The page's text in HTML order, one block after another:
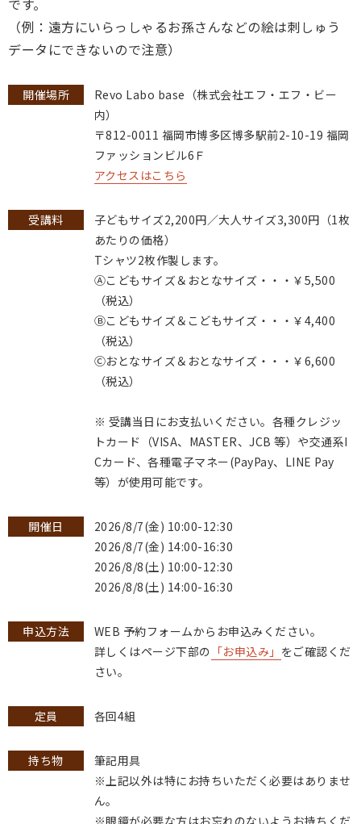
です。
（例：遠方にいらっしゃるお孫さんなどの絵は刺しゅう
データにできないので注意）
開催場所
Revo Labo base（株式会社エフ・エフ・ビー
内）
〒812-0011 福岡市博多区博多駅前2-10-19 福岡
ファッションビル6Ｆ
アクセスはこちら
受講料
子どもサイズ2,200円／大人サイズ3,300円（1枚
あたりの価格）
Tシャツ2枚作製します。
Ⓐこどもサイズ＆おとなサイズ・・・￥5,500
（税込）
Ⓑこどもサイズ＆こどもサイズ・・・￥4,400
（税込）
Ⓒおとなサイズ＆おとなサイズ・・・￥6,600
（税込）
※ 受講当日にお支払いください。各種クレジッ
トカード（VISA、MASTER、JCB 等）や交通系I
Cカード、各種電子マネー(PayPay、LINE Pay
等）が使用可能です。
開催日
2026/8/7(金) 10:00-12:30
2026/8/7(金) 14:00-16:30
2026/8/8(土) 10:00-12:30
2026/8/8(土) 14:00-16:30
申込方法
WEB 予約フォームからお申込みください。
詳しくはページ下部の 「お申込み」 をご確認くだ
さい。
定員 各回4組
持ち物
筆記用具
※上記以外は特にお持ちいただく必要はありませ
ん。